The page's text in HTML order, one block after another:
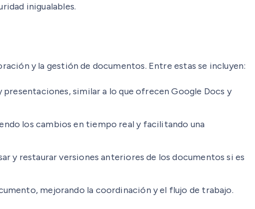
inigualables.
y la gestión de documentos. Entre estas se incluyen:
similar a lo que ofrecen Google Docs y
los cambios en tiempo real y facilitando una
y restaurar versiones anteriores de los documentos si es
mejorando la coordinación y el flujo de trabajo.